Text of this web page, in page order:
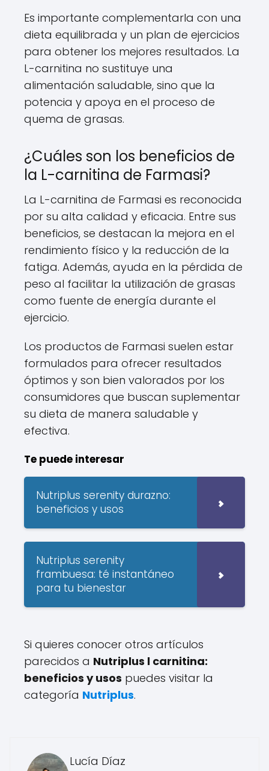
Es importante complementarla con una
dieta equilibrada y un plan de ejercicios
para obtener los mejores resultados. La
L-carnitina no sustituye una
alimentación saludable, sino que la
potencia y apoya en el proceso de
quema de grasas.
¿Cuáles son los beneficios de
la L-carnitina de Farmasi?
La L-carnitina de Farmasi es reconocida
por su alta calidad y eficacia. Entre sus
beneficios, se destacan la mejora en el
rendimiento físico y la reducción de la
fatiga. Además, ayuda en la pérdida de
peso al facilitar la utilización de grasas
como fuente de energía durante el
ejercicio.
Los productos de Farmasi suelen estar
formulados para ofrecer resultados
óptimos y son bien valorados por los
consumidores que buscan suplementar
su dieta de manera saludable y
efectiva.
Te puede interesar
Nutriplus serenity durazno:
beneficios y usos
Nutriplus serenity
frambuesa: té instantáneo
para tu bienestar
Si quieres conocer otros artículos
parecidos a Nutriplus l carnitina:
beneficios y usos puedes visitar la
categoría Nutriplus.
Lucía Díaz